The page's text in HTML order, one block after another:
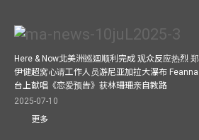
Here & Now北美洲巡迴顺利完成 观众反应热烈 郑
伊健超窝心请工作人员游尼亚加拉大瀑布 Feanna
台上献唱《恋爱预告》获林珊珊亲自教路
2025-07-10
更多